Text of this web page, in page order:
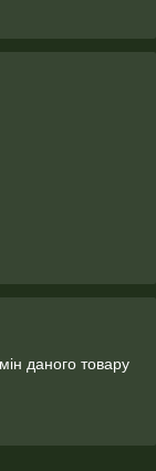
даного товару